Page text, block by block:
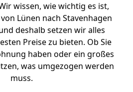
wissen, wie wichtig es ist,
Lünen nach Stavenhagen
deshalb setzen wir alles
Preise zu bieten. Ob Sie
haben oder ein großes
was umgezogen werden
muss.